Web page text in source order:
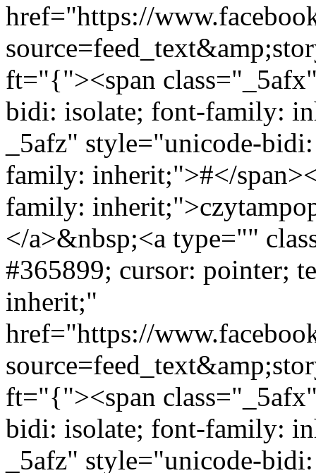
href="https://
ft="{"><span
bidi: isolate; font-family:
_5afz" style="unicode-
family: inherit;">#</
family:
</a>&nbsp;<a type=""
#365899; cursor: pointer;
inherit;"
href="https://
ft="{"><span
bidi: isolate; font-family:
_5afz" style="unicode-